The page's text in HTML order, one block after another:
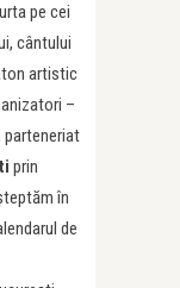
pe cei
cântului
artistic
–
parteneriat
prin
în
de